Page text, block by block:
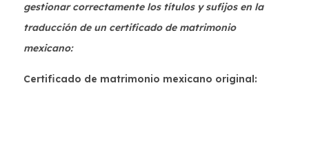
gestionar correctamente los títulos y sufijos en la
traducción de un certificado de matrimonio
mexicano:
Certificado de matrimonio mexicano original: